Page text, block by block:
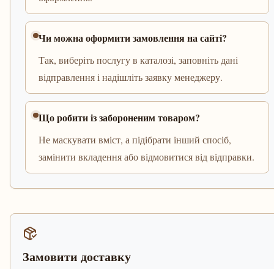
Чи можна оформити замовлення на сайті?
Так, виберіть послугу в каталозі, заповніть дані
відправлення і надішліть заявку менеджеру.
Що робити із забороненим товаром?
Не маскувати вміст, а підібрати інший спосіб,
замінити вкладення або відмовитися від відправки.
Замовити доставку